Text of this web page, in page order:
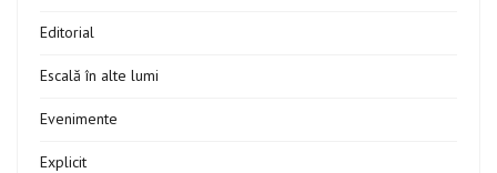
Editorial
Escală în alte lumi
Evenimente
Explicit